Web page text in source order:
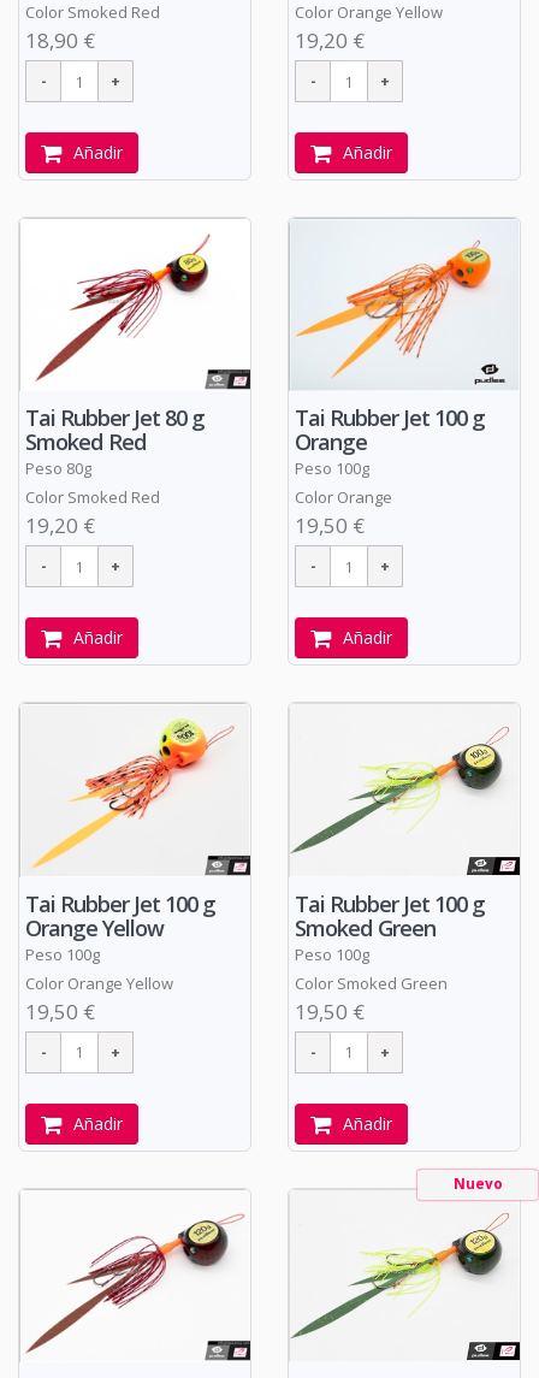
Color Smoked Red
18,90 €
Añadir
Color Orange Yellow
19,20 €
Añadir
Tai Rubber Jet 80 g
Smoked Red
Peso 80g
Color Smoked Red
19,20 €
Añadir
Tai Rubber Jet 100 g
Orange
Peso 100g
Color Orange
19,50 €
Añadir
Tai Rubber Jet 100 g
Orange Yellow
Peso 100g
Color Orange Yellow
19,50 €
Añadir
Tai Rubber Jet 100 g
Smoked Green
Peso 100g
Color Smoked Green
19,50 €
Añadir
Nuevo